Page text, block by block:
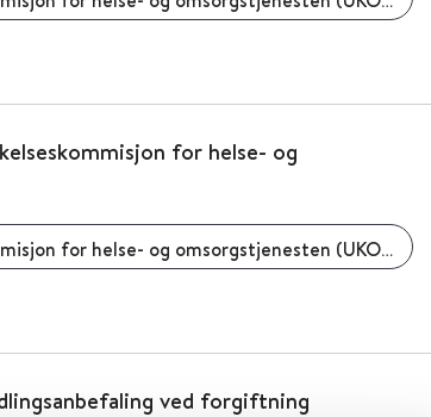
for helse- og
Statens undersøkelseskommisjon for helse- og omsorgstjenesten (UKOM)
ved forgiftning